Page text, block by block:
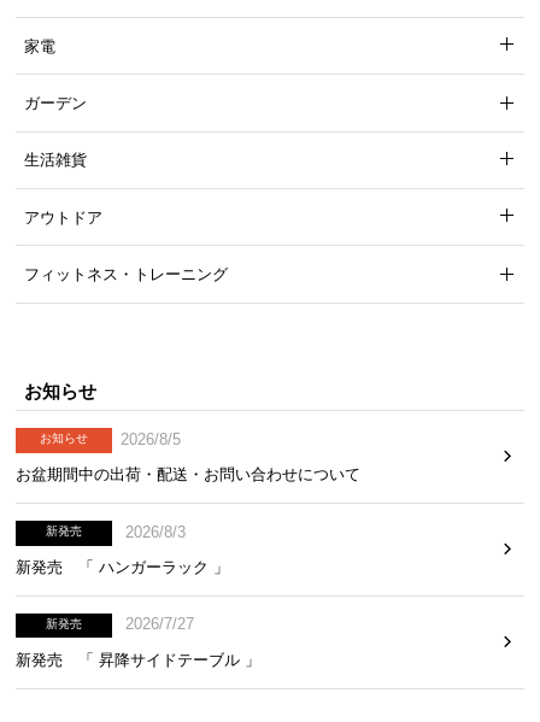
家電
ガーデン
生活雑貨
アウトドア
フィットネス・トレーニング
お知らせ
お知らせ
2026/8/5
お盆期間中の出荷・配送・お問い合わせについて
新発売
2026/8/3
新発売 「 ハンガーラック 」
新発売
2026/7/27
新発売 「 昇降サイドテーブル 」